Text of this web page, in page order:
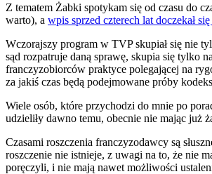
Z tematem Żabki spotykam się od czasu do
warto), a wpis sprzed czterech lat doczekał
Wczorajszy program w TVP skupiał się nie
sąd rozpatruje daną sprawę, skupia się tylko
franczyzobiorców praktyce polegającej na
za jakiś czas będą podejmowane próby
Wiele osób, które przychodzi do mnie po
udzieliły dawno temu, obecnie nie mając już
Czasami roszczenia franczyzodawcy są
roszczenie nie istnieje, z uwagi na to, że nie
poręczyli, i nie mają nawet możliwości